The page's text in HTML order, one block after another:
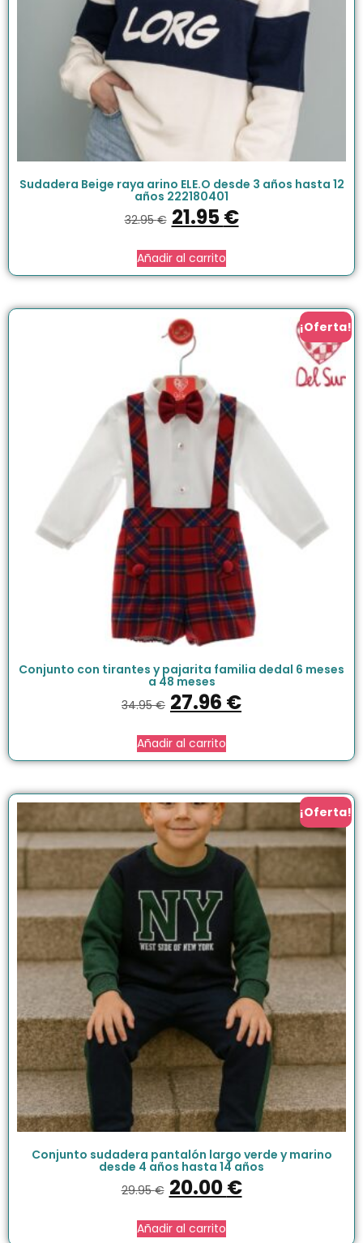
Sudadera Beige raya arino ELE.O desde 3 años hasta 12
años 222180401
32.95€ 21.95€
Añadir al carrito
¡Oferta!
Conjunto con tirantes y pajarita familia dedal 6 meses
a 48 meses
34.95€ 27.96 €
Añadir al carrito
¡Oferta!
Conjunto sudadera pantalón largo verde y marino
desde 4 años hasta 14 años
29.95€ 20.00€
Añadir al carrito